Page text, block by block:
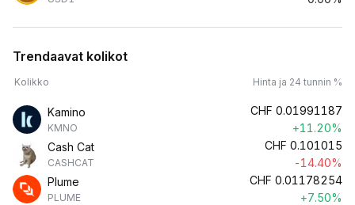
Trendaavat kolikot
Kolikko Hinta ja 24 tunnin %
Kamino
KMNO
CHF 0.01991187
+11.20%
Cash Cat
CASHCAT
CHF 0.101015
-14.40%
Plume
PLUME
CHF 0.01178254
+7.50%